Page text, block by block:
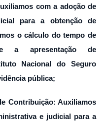
com a adoção de
para a obtenção de
o cálculo do tempo de
e a apresentação de
Nacional do Seguro
pública;
Contribuição: Auxiliamos
e judicial para a